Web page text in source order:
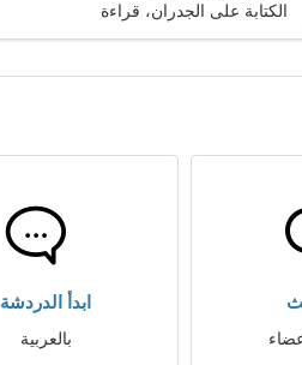
الكتابة على الجدران، قراءة
ابدأ الدردشة
بالعربية